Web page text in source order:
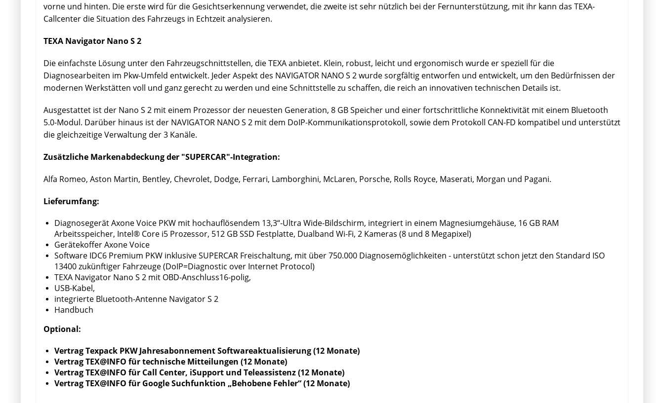
vorne und hinten. Die erste wird für die Gesichtserkennung verwendet, die zweite ist sehr nützlich bei der Fernunterstützung, mit ihr kann das TEXA-
Callcenter die Situation des Fahrzeugs in Echtzeit analysieren.
TEXA Navigator Nano S 2
Die einfachste Lösung unter den Fahrzeugschnittstellen, die TEXA anbietet. Klein, robust, leicht und ergonomisch wurde er speziell für die
Diagnosearbeiten im Pkw-Umfeld entwickelt. Jeder Aspekt des NAVIGATOR NANO S 2 wurde sorgfältig entworfen und entwickelt, um den Bedürfnissen der
modernen Werkstätten voll und ganz gerecht zu werden und eine Schnittstelle zu schaffen, die reich an innovativen technischen Details ist.
Ausgestattet ist der Nano S 2 mit einem Prozessor der neuesten Generation, 8 GB Speicher und einer fortschrittliche Konnektivität mit einem Bluetooth
5.0-Modul. Darüber hinaus ist der NAVIGATOR NANO S 2 mit dem DoIP-Kommunikationsprotokoll, sowie dem Protokoll CAN-FD kompatibel und unterstützt
die gleichzeitige Verwaltung der 3 Kanäle.
Zusätzliche Markenabdeckung der "SUPERCAR"-Integration:
Alfa Romeo, Aston Martin, Bentley, Chevrolet, Dodge, Ferrari, Lamborghini, McLaren, Porsche, Rolls Royce, Maserati, Morgan und Pagani.
Lieferumfang:
Diagnosegerät Axone Voice PKW mit hochauflösendem 13,3“-Ultra Wide-Bildschirm, integriert in einem Magnesiumgehäuse, 16 GB RAM
Arbeitsspeicher, Intel® Core i5 Prozessor, 512 GB SSD Festplatte, Dualband Wi-Fi, 2 Kameras (8 und 8 Megapixel)
Gerätekoffer Axone Voice
Software IDC6 Premium PKW inklusive SUPERCAR Freischaltung, mit über 750.000 Diagnosemöglichkeiten - unterstützt schon jetzt den Standard ISO
13400 zukünftiger Fahrzeuge (DoIP=Diagnostic over Internet Protocol)
TEXA Navigator Nano S 2 mit OBD-Anschluss16-polig,
USB-Kabel,
integrierte Bluetooth-Antenne Navigator S 2
Handbuch
Optional:
Vertrag Texpack PKW Jahresabonnement Softwareaktualisierung (12 Monate)
Vertrag TEX@INFO für technische Mitteilungen (12 Monate)
Vertrag TEX@INFO für Call Center, iSupport und Teleassistenz (12 Monate)
Vertrag TEX@INFO für Google Suchfunktion „Behobene Fehler“ (12 Monate)